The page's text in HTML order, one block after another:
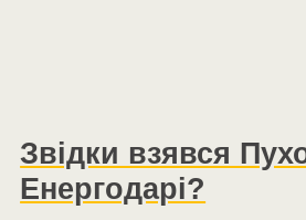
Звідки взявся
Енергодарі?